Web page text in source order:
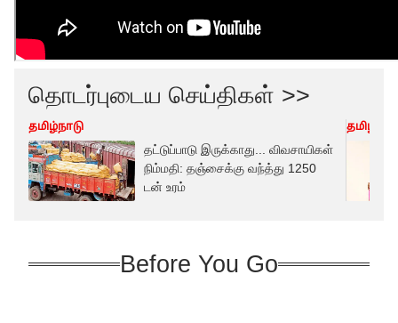
தொடர்புடைய செய்திகள் >>
தமிழ்நாடு
தட்டுப்பாடு இருக்காது... விவசாயிகள்
நிம்மதி: தஞ்சைக்கு வந்த்து 1250
டன் உரம்
Before You Go